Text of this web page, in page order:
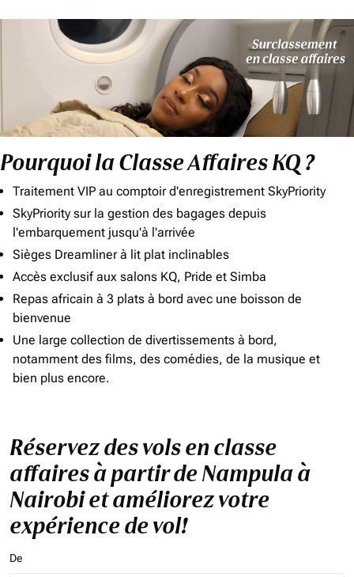
Pourquoi la Classe Affaires KQ ?
Traitement VIP au comptoir d'enregistrement SkyPriority
SkyPriority sur la gestion des bagages depuis
l'embarquement jusqu'à l'arrivée
Sièges Dreamliner à lit plat inclinables
Accès exclusif aux salons KQ, Pride et Simba
Repas africain à 3 plats à bord avec une boisson de
bienvenue
Une large collection de divertissements à bord,
notamment des films, des comédies, de la musique et
bien plus encore.
Réservez des vols en classe
affaires à partir de Nampula à
Nairobi et améliorez votre
expérience de vol!
De